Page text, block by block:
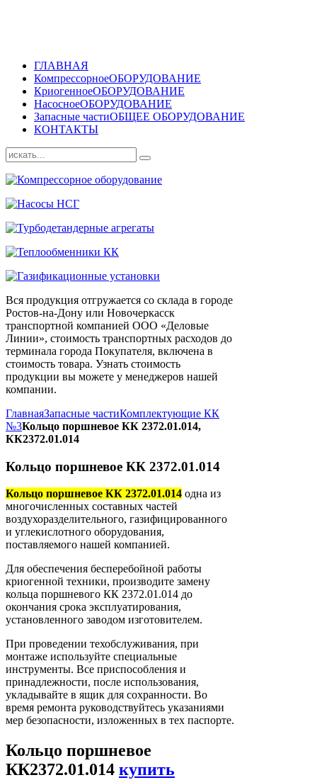
ГЛАВНАЯ
КомпрессорноеОБОРУДОВАНИЕ
КриогенноеОБОРУДОВАНИЕ
НасосноеОБОРУДОВАНИЕ
Запасные частиОБЩЕЕ ОБОРУДОВАНИЕ
КОНТАКТЫ
Вся продукция отгружается со склада в городе
Ростов-на-Дону или Новочеркасск
транспортной компанией ООО «Деловые
Линии», стоимость транспортных расходов до
терминала города Покупателя, включена в
стоимость товара. Узнать стоимость
продукции вы можете у менеджеров нашей
компании.
ГлавнаяЗапасные частиКомплектующие КК
№3Кольцо поршневое КК 2372.01.014,
КК2372.01.014
Кольцо поршневое КК 2372.01.014
Кольцо поршневое КК 2372.01.014 одна из
многочисленных составных частей
воздухоразделительного, газифицированного
и углекислотного оборудования,
поставляемого нашей компанией.
Для обеспечения бесперебойной работы
криогенной техники, производите замену
кольца поршневого КК 2372.01.014 до
окончания срока эксплуатирования,
установленного заводом изготовителем.
При проведении техобслуживания, при
монтаже используйте специальные
инструменты. Все приспособления и
принадлежности, после использования,
укладывайте в ящик для сохранности. Во
время ремонта руководствуйтесь указаниями
мер безопасности, изложенных в тех паспорте.
Кольцо поршневое
КК2372.01.014 купить